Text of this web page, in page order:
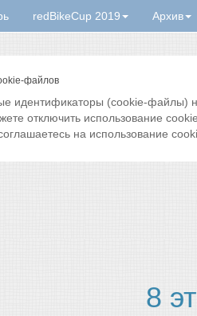
redBikeCup 2019 Архив
файлов
идентификаторы (cookie-файлы)
отключить использование
на использование
8